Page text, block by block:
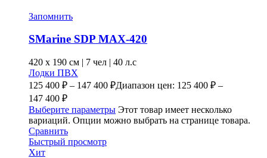
Запомнить
SMarine SDP MAX-420
420 x 190 см | 7 чел | 40 л.с
Лодки ПВХ
125 400 ₽ – 147 400 ₽Диапазон цен: 125 400 ₽ –
147 400 ₽
Выберите параметры Этот товар имеет несколько
вариаций. Опции можно выбрать на странице товара.
Сравнить
Быстрый просмотр
Хит